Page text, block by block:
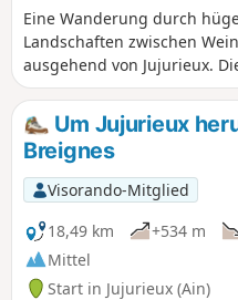
Eine Wanderung durch
Landschaften zwischen
ausgehend von Jujurieux.
Jahreszeit unternommen
wenn man die von den
Trauben naschen oder ein
kann.
Um Jujurieux
Breignes
Visorando-Mitglied
18,49 km
+534 m
Mittel
Start in Jujurieux (Ain)